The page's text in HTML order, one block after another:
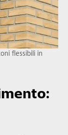
flessibili in